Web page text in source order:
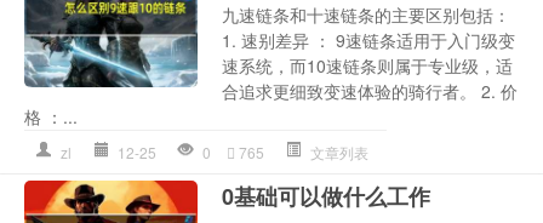
九速链条和十速链条的主要区别包括：
1. 速别差异 ： 9速链条适用于入门级变
速系统，而10速链条则属于专业级，适
合追求更细致变速体验的骑行者。 2. 价
格 ：...
zl 12-25 0 765 文章列表
0基础可以做什么工作